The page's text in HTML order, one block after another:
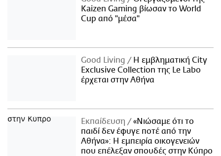
Kaizen Gaming βίωσαν το World
Cup από "μέσα"
Good Living
Η εμβληματική City
Exclusive Collection της Le Labo
έρχεται στην Αθήνα
Εκπαίδευση
«Νιώσαμε ότι το
παιδί δεν έφυγε ποτέ από την
Αθήνα»: Η εμπειρία οικογενειών
που επέλεξαν σπουδές στην Κύπρο